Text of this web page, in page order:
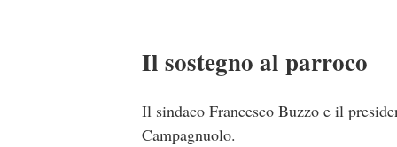
Il sostegno al parroco
Il sindaco Francesco Buzzo e il
Campagnuolo.